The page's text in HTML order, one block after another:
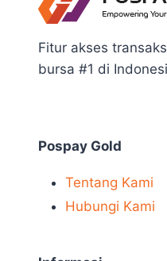
Fitur akses
bursa #1 di
Pospay Gold
Tentang Kami
Hubungi Kami